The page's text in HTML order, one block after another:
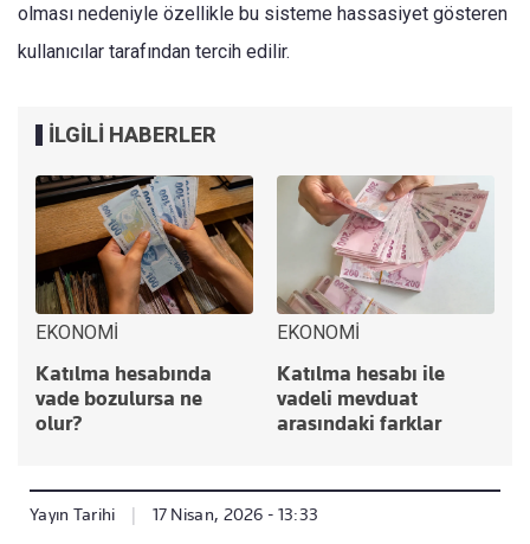
olması nedeniyle özellikle bu sisteme hassasiyet gösteren
kullanıcılar tarafından tercih edilir.
İLGİLİ HABERLER
EKONOMİ
Katılma hesabında
vade bozulursa ne
olur?
EKONOMİ
Katılma hesabı ile
vadeli mevduat
arasındaki farklar
Yayın Tarihi 17 Nisan, 2026 - 13:33